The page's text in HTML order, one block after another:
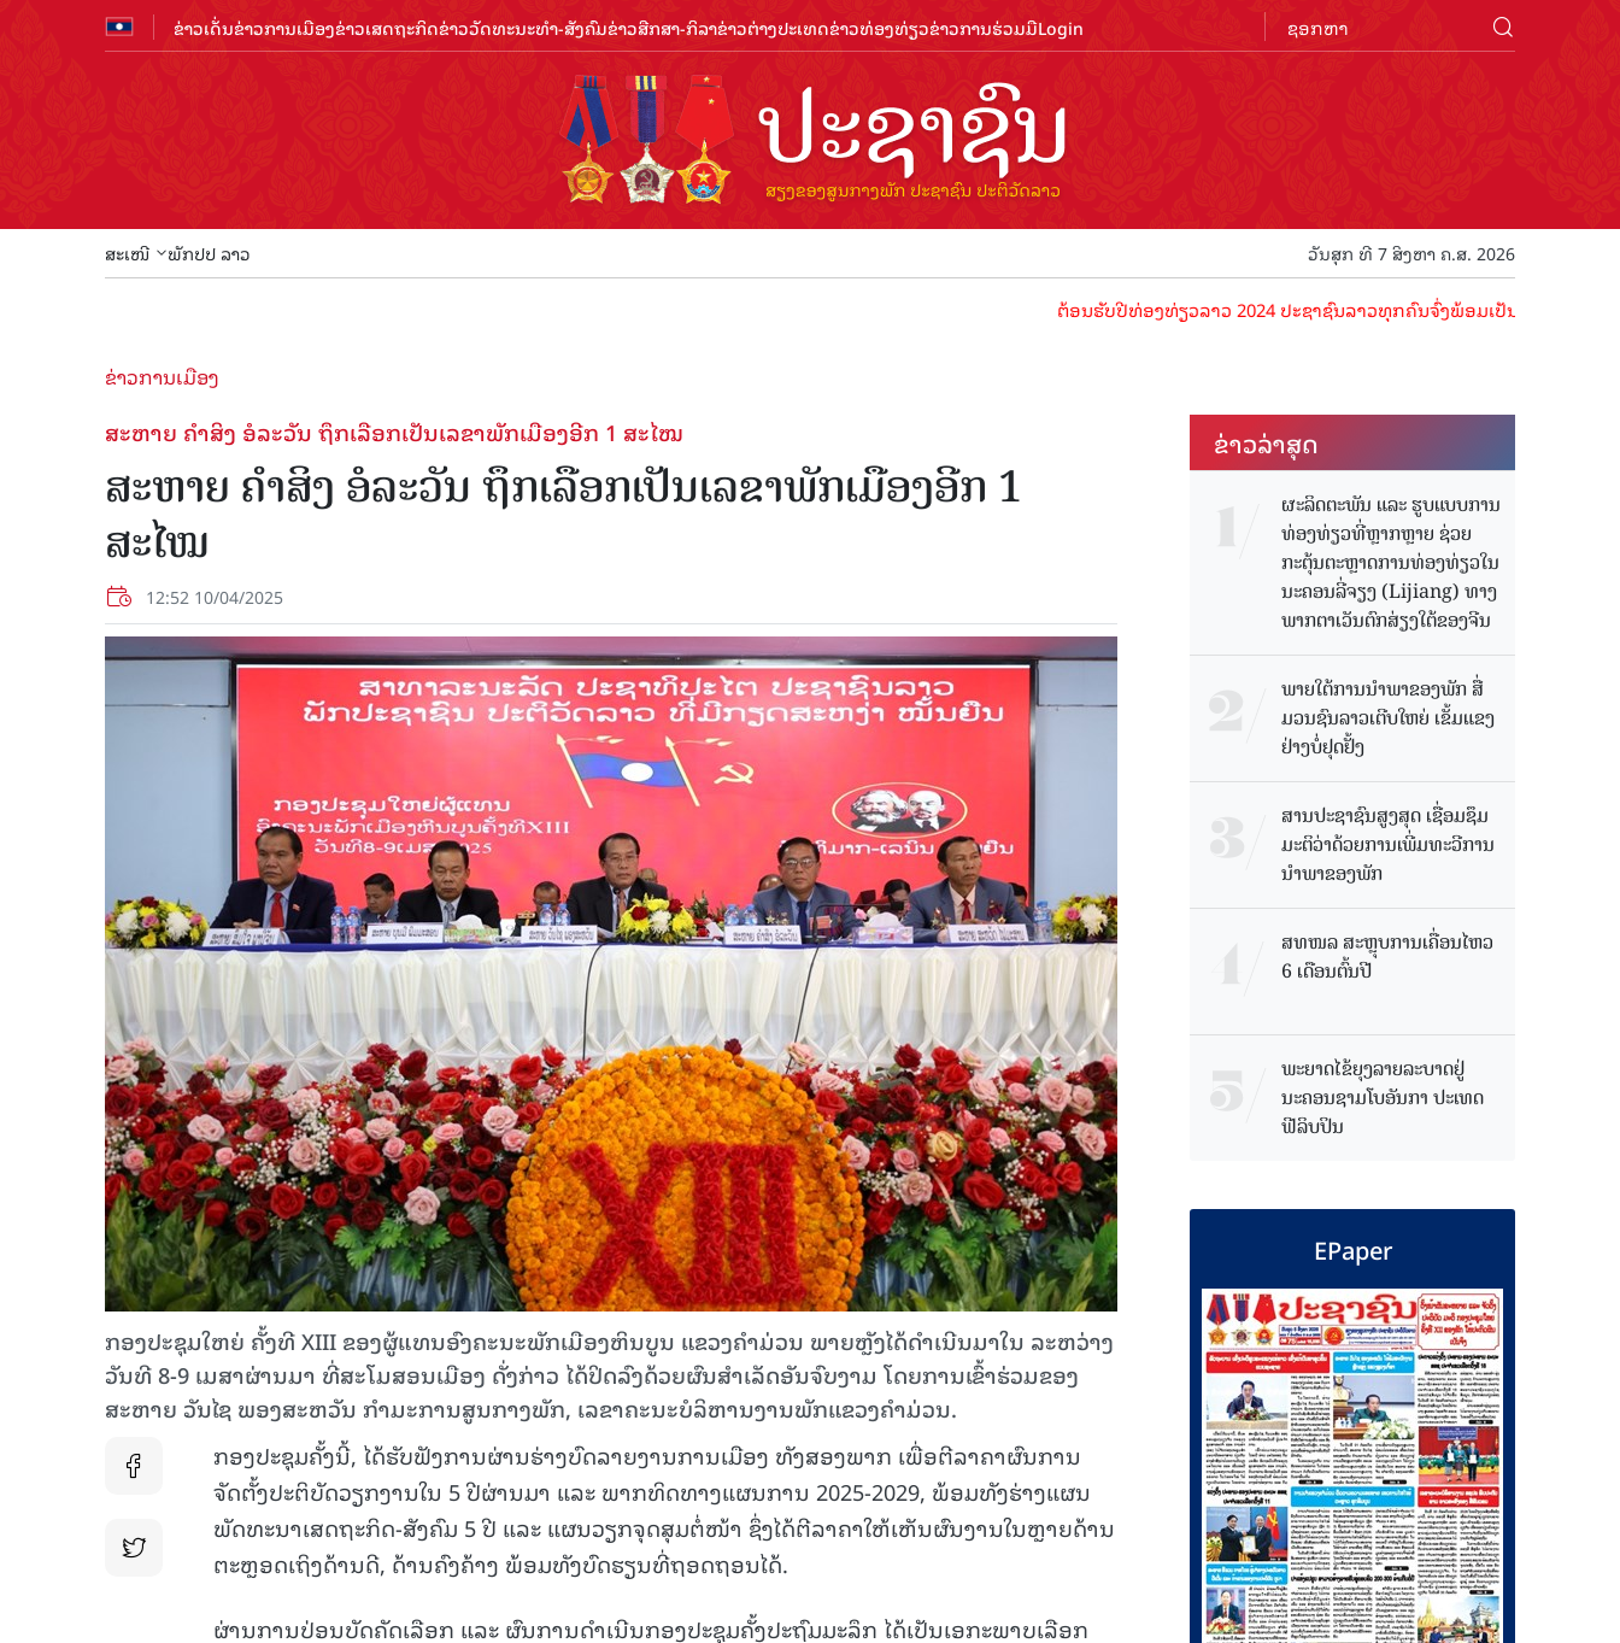
ຂ່າວເດັ່ນຂ່າວການເມືອງຂ່າວເສດຖະກິດຂ່າວວັດທະນະທຳ-ສັງຄົມຂ່າວສືກສາ-ກິລາຂ່າວຕ່າງປະເທດຂ່າວທ່ອງທ່ຽວຂ່າວການຮ່ວມມືLogin
ສະເໜີ ພັກປປ ລາວ ວັນສຸກ ທີ 7 ສິງຫາ ຄ.ສ. 2026
ຕ້ອນຮັບປີທ່ອງທ່ຽວລາວ 2024 ປະຊາຊົນລາວທຸກຄົນຈົ່ງພ້ອມເປັນເຈົ້າພາບທີ່ດີ ຕ້ອນຮັ
ຂ່າວການເມືອງ
ສະຫາຍ ຄໍາສິງ ອໍລະວັນ ຖຶກເລືອກເປັນເລຂາພັກເມືອງອີກ 1 ສະໄໝ
ສະຫາຍ ຄໍາສິງ ອໍລະວັນ ຖຶກເລືອກເປັນເລຂາພັກເມືອງອີກ 1
ສະໄໝ
12:52 10/04/2025
ກອງປະຊຸມໃຫຍ່ ຄັ້ງທີ XIII ຂອງຜູ້ແທນອົງຄະນະພັກເມືອງຫິນບູນ ແຂວງຄໍາມ່ວນ ພາຍຫຼັງໄດ້ດໍາເນີນມາໃນ ລະຫວ່າງ
ວັນທີ 8-9 ເມສາຜ່ານມາ ທີ່ສະໂມສອນເມືອງ ດັ່ງກ່າວ ໄດ້ປິດລົງດ້ວຍຜົນສໍາເລັດອັນຈົບງາມ ໂດຍການເຂົ້າຮ່ວມຂອງ
ສະຫາຍ ວັນໄຊ ພອງສະຫວັນ ກໍາມະການສູນກາງພັກ, ເລຂາຄະນະບໍລິຫານງານພັກແຂວງຄໍາມ່ວນ.
ກອງປະຊຸມຄັ້ງນີ້, ໄດ້ຮັບຟັງການຜ່ານຮ່າງບົດລາຍງານການເມືອງ ທັງສອງພາກ ເພື່ອຕີລາຄາຜົນການ
ຈັດຕັ້ງປະຕິບັດວຽກງານໃນ 5 ປີຜ່ານມາ ແລະ ພາກທິດທາງແຜນການ 2025-2029, ພ້ອມທັງຮ່າງແຜນ
ພັດທະນາເສດຖະກິດ-ສັງຄົມ 5 ປີ ແລະ ແຜນວຽກຈຸດສຸມຕໍ່ໜ້າ ຊຶ່ງໄດ້ຕີລາຄາໃຫ້ເຫັນຜົນງານໃນຫຼາຍດ້ານ
ຕະຫຼອດເຖິງດ້ານດີ, ດ້ານຄົງຄ້າງ ພ້ອມທັງບົດຮຽນທີ່ຖອດຖອນໄດ້.
ຜ່ານການປ່ອນບັດຄັດເລືອກ ແລະ ຜົນການດໍາເນີນກອງປະຊຸມຄັ້ງປະຖົມມະລຶກ ໄດ້ເປັນເອກະພາບເລືອກ
ຂ່າວ​ລ່າ​ສຸດ
ຜະລິດຕະພັນ ແລະ ຮູບແບບການ
ທ່ອງທ່ຽວທີ່ຫຼາກຫຼາຍ ຊ່ວຍ
ກະຕຸ້ນຕະຫຼາດການທ່ອງທ່ຽວໃນ
ນະຄອນລີ່ຈຽງ (Lijiang) ທາງ
ພາກຕາເວັນຕົກສ່ຽງໃຕ້ຂອງຈີນ
ພາຍໃຕ້ການນໍາພາຂອງພັກ ສື່
ມວນຊົນລາວເຕີບໃຫຍ່ ເຂັ້ມແຂງ
ຢ່າງບໍ່ຢຸດຢັ້ງ
ສານປະຊາຊົນສູງສຸດ ເຊື່ອມຊຶມ
ມະຕິວ່າດ້ວຍການເພີ່ມທະວີການ
ນຳພາຂອງພັກ
ສທໜລ ສະຫຼຸບການເຄື່ອນໄຫວ
6 ເດືອນຕົ້ນປີ
ພະຍາດໄຂ້ຍຸງລາຍລະບາດຢູ່
ນະຄອນຊາມໂບ​ອັນກາ ປະເທດ
ຟີລິບປິນ
EPaper